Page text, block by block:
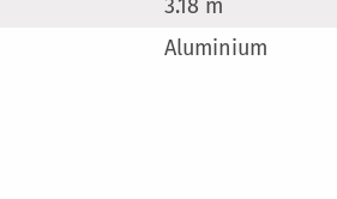
3.18 m
Aluminium